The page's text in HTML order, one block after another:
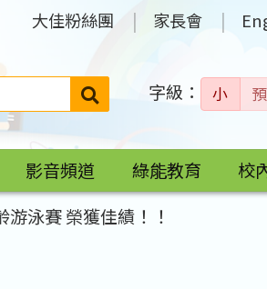
大佳粉絲團 家長會
搜
字級： 小
影音頻道 綠能教育
校
泳賽 榮獲佳績！！